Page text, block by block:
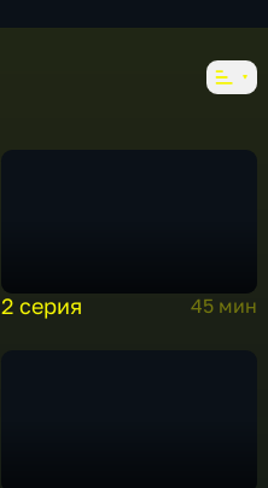
2 серия 45 мин